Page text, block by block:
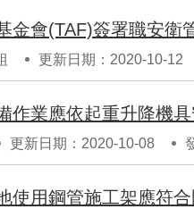
更新日期：2020-10-12
作業應依起重升降機
更新日期：2020-10-08
使用鋼管施工架應符